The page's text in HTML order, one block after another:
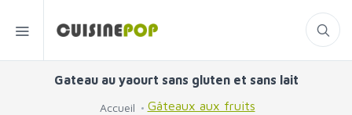
Gateau au yaourt sans gluten et sans lait
Accueil Gâteaux aux fruits